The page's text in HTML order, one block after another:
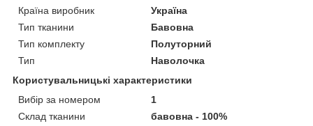
Країна виробник
Україна
Тип тканини
Бавовна
Тип комплекту
Полуторний
Тип
Наволочка
Користувальницькі характеристики
Вибір за номером
1
Склад тканини
бавовна - 100%